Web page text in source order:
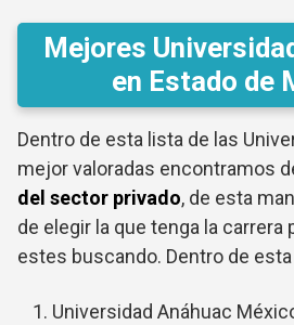
Mejores
en Estado de
Dentro de esta lista de las
mejor valoradas encontramos
del sector privado, de esta
de elegir la que tenga la carrera
estes buscando. Dentro de
Universidad Anáhuac